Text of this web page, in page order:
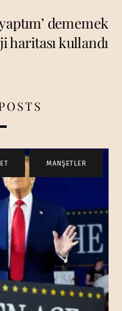
dememek
kullandı
, MANŞETLER